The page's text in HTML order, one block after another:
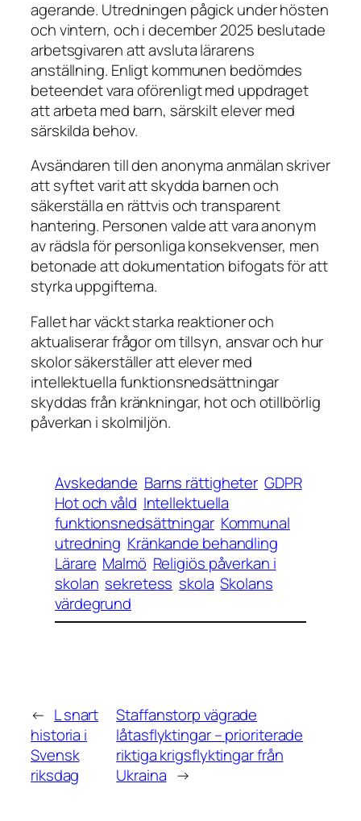
agerande. Utredningen pågick under hösten
och vintern, och i december 2025 beslutade
arbetsgivaren att avsluta lärarens
anställning. Enligt kommunen bedömdes
beteendet vara oförenligt med uppdraget
att arbeta med barn, särskilt elever med
särskilda behov.
Avsändaren till den anonyma anmälan skriver
att syftet varit att skydda barnen och
säkerställa en rättvis och transparent
hantering. Personen valde att vara anonym
av rädsla för personliga konsekvenser, men
betonade att dokumentation bifogats för att
styrka uppgifterna.
Fallet har väckt starka reaktioner och
aktualiserar frågor om tillsyn, ansvar och hur
skolor säkerställer att elever med
intellektuella funktionsnedsättningar
skyddas från kränkningar, hot och otillbörlig
påverkan i skolmiljön.
Avskedande Barns rättigheter GDPR
Hot och våld Intellektuella
funktionsnedsättningar Kommunal
utredning Kränkande behandling
Lärare Malmö Religiös påverkan i
skolan sekretess skola Skolans
värdegrund
← L snart
historia i
Svensk
riksdag
Staffanstorp vägrade
låtasflyktingar – prioriterade
riktiga krigsflyktingar från
Ukraina →